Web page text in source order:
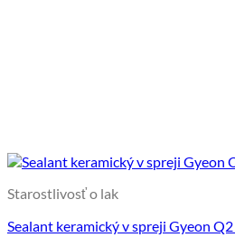
Starostlivosť o lak
Sealant keramický v spreji Gyeon